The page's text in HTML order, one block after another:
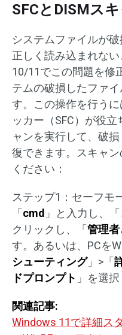
SFCとDISMス
システムファイルが
正しく読み込まれな
10/11でこの問題を修
テムの破損したファ
す。この操作を行う
ッカー（SFC）が役
ャンを実行して、破
復できます。スキャ
ください：
ステップ1：セーフモ
「 cmd 」と入力し、「
クリックし、「 管理
す。あるいは、PCを
シューティング」>「
ドプロンプト 」を選択
関連記事:
Windows 11で詳細ス